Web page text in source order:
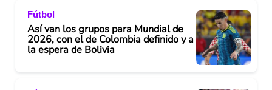
o
Fútbol
Así van los grupos para Mundial de
2026, con el de Colombia definido y a
la espera de Bolivia